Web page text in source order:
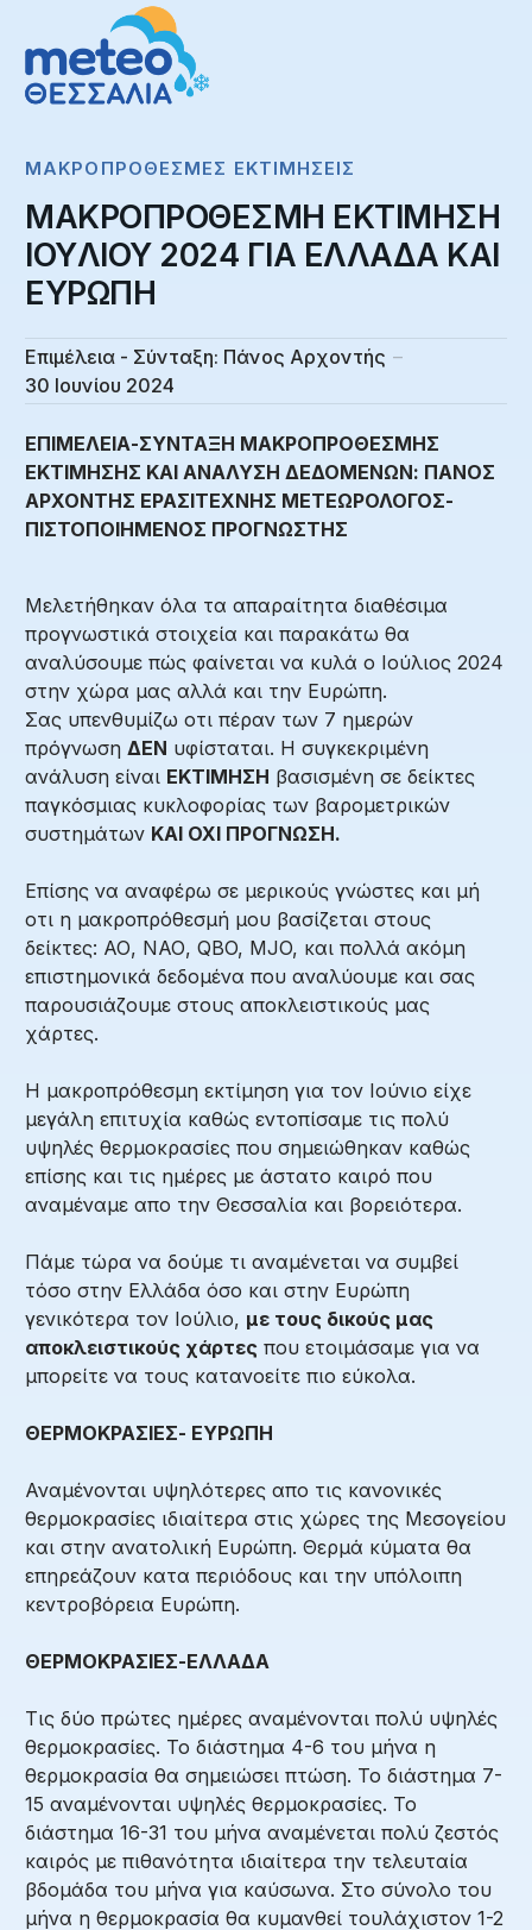
ΜΑΚΡΟΠΡΌΘΕΣΜΕΣ ΕΚΤΙΜΉΣΕΙΣ
ΜΑΚΡΟΠΡΟΘΕΣΜΗ ΕΚΤΙΜΗΣΗ
IOYΛIOY 2024 ΓΙΑ ΕΛΛΑΔΑ ΚΑΙ
ΕΥΡΩΠΗ
Επιμέλεια - Σύνταξη: Πάνος Αρχοντής
30 Ιουνίου 2024
ΕΠΙΜΕΛΕΙΑ-ΣΥΝΤΑΞΗ ΜΑΚΡΟΠΡΟΘΕΣΜΗΣ
ΕΚΤΙΜΗΣΗΣ ΚΑΙ ΑΝΑΛΥΣΗ ΔΕΔΟΜΕΝΩΝ: ΠΑΝΟΣ
ΑΡΧΟΝΤΗΣ ΕΡΑΣΙΤΕΧΝΗΣ ΜΕΤΕΩΡΟΛΟΓΟΣ-
ΠΙΣΤΟΠΟΙΗΜΕΝΟΣ ΠΡΟΓΝΩΣΤΗΣ
Μελετήθηκαν όλα τα απαραίτητα διαθέσιμα
προγνωστικά στοιχεία και παρακάτω θα
αναλύσουμε πώς φαίνεται να κυλά ο Ιούλιος 2024
στην χώρα μας αλλά και την Ευρώπη.
Σας υπενθυμίζω οτι πέραν των 7 ημερών
πρόγνωση ΔΕΝ υφίσταται. Η συγκεκριμένη
ανάλυση είναι ΕΚΤΙΜΗΣΗ βασισμένη σε δείκτες
παγκόσμιας κυκλοφορίας των βαρομετρικών
συστημάτων ΚΑΙ ΟΧΙ ΠΡΟΓΝΩΣΗ.
Επίσης να αναφέρω σε μερικούς γνώστες και μή
οτι η μακροπρόθεσμή μου βασίζεται στους
δείκτες: ΑΟ, ΝΑΟ, QBO, MJO, και πολλά ακόμη
επιστημονικά δεδομένα που αναλύουμε και σας
παρουσιάζουμε στους αποκλειστικούς μας
χάρτες.
Η μακροπρόθεσμη εκτίμηση για τον Ιούνιο είχε
μεγάλη επιτυχία καθώς εντοπίσαμε τις πολύ
υψηλές θερμοκρασίες που σημειώθηκαν καθώς
επίσης και τις ημέρες με άστατο καιρό που
αναμέναμε απο την Θεσσαλία και βορειότερα.
Πάμε τώρα να δούμε τι αναμένεται να συμβεί
τόσο στην Ελλάδα όσο και στην Ευρώπη
γενικότερα τον Ιούλιο, με τους δικούς μας
αποκλειστικούς χάρτες που ετοιμάσαμε για να
μπορείτε να τους κατανοείτε πιο εύκολα.
ΘΕΡΜΟΚΡΑΣΙΕΣ- ΕΥΡΩΠΗ
Αναμένονται υψηλότερες απο τις κανονικές
θερμοκρασίες ιδιαίτερα στις χώρες της Μεσογείου
και στην ανατολική Ευρώπη. Θερμά κύματα θα
επηρεάζουν κατα περιόδους και την υπόλοιπη
κεντροβόρεια Ευρώπη.
ΘΕΡΜΟΚΡΑΣΙΕΣ-ΕΛΛΑΔΑ
Τις δύο πρώτες ημέρες αναμένονται πολύ υψηλές
θερμοκρασίες. Το διάστημα 4-6 του μήνα η
θερμοκρασία θα σημειώσει πτώση. Το διάστημα 7-
15 αναμένονται υψηλές θερμοκρασίες. Το
διάστημα 16-31 του μήνα αναμένεται πολύ ζεστός
καιρός με πιθανότητα ιδιαίτερα την τελευταία
βδομάδα του μήνα για καύσωνα. Στο σύνολο του
μήνα η θερμοκρασία θα κυμανθεί τουλάχιστον 1-2